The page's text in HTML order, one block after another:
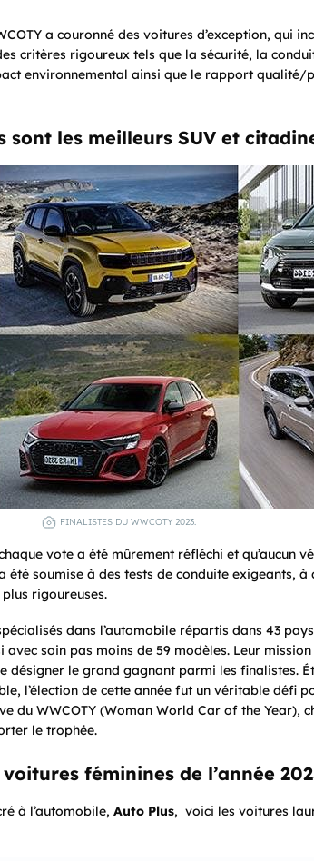
a couronné des voitures d’exception, qui
critères rigoureux tels que la sécurité, la
environnemental ainsi que le rapport qualité/
sont les meilleurs SUV et
FINALISTES DU WWCOTY 2023.
vote a été mûrement réfléchi et qu’aucun
été soumise à des tests de conduite exigeants, à
rigoureuses.
dans l’automobile répartis dans 43
soin pas moins de 59 modèles. Leur
désigner le grand gagnant parmi les finalistes.
l’élection de cette année fut un véritable défi
du WWCOTY (Woman World Car of the Year),
le trophée.
féminines de l’année
à l’automobile, Auto Plus, voici les voitures